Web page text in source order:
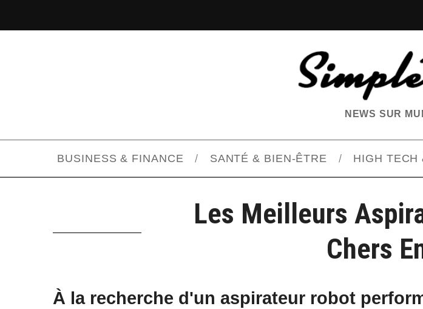
NEWS SUR
BUSINESS & FINANCE SANTÉ & BIEN-ÊTRE HIGH TECH
Les Meilleurs
Chers
À la recherche d'un aspirateur robot